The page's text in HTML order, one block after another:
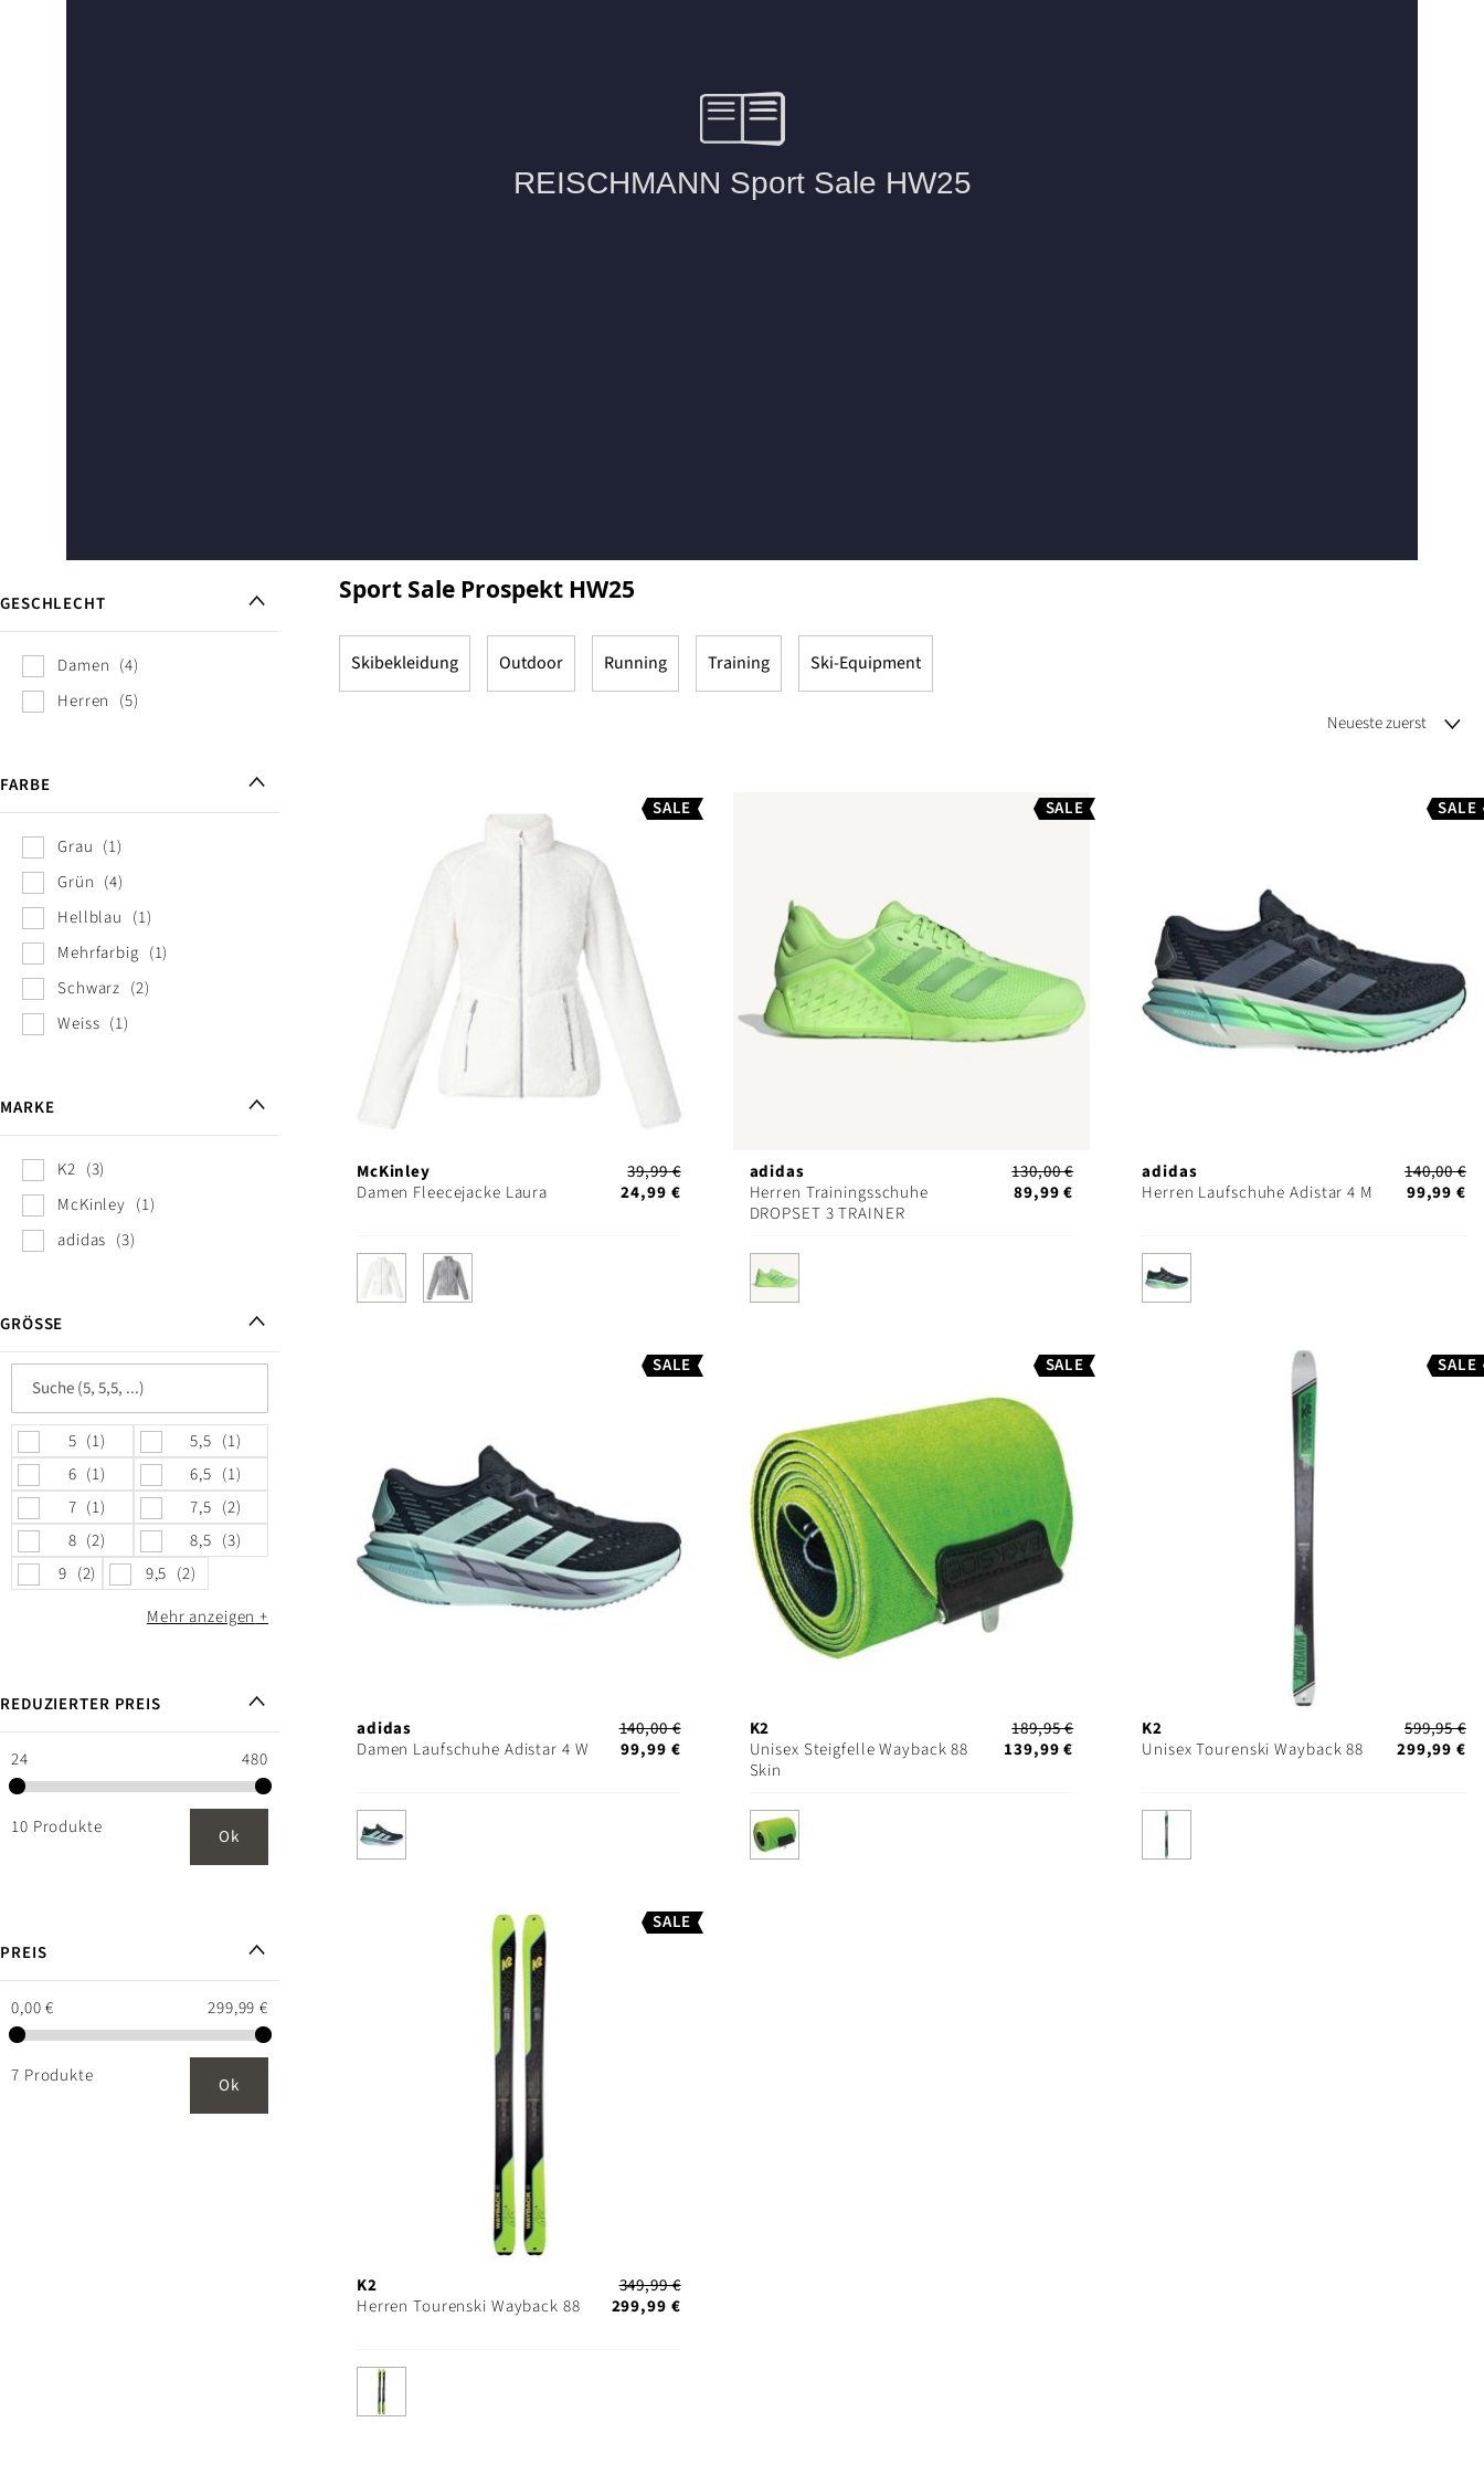
Sport Sale Prospekt HW25
Skibekleidung Outdoor Running Training Ski-Equipment
SALE
McKinley
Damen Fleecejacke Laura
39,99 €
24,99 €
SALE
adidas
Herren Trainingsschuhe
DROPSET 3 TRAINER
130,00 €
89,99 €
SALE
adidas
Herren Laufschuhe Adistar 4 M
140,00 €
99,99 €
SALE
adidas
Damen Laufschuhe Adistar 4 W
140,00 €
99,99 €
SALE
K2
Unisex Steigfelle Wayback 88
Skin
189,95 €
139,99 €
SALE
K2
Unisex Tourenski Wayback 88
599,95 €
299,99 €
SALE
K2
Herren Tourenski Wayback 88
349,99 €
299,99 €
GESCHLECHT
Damen
4
Herren
5
FARBE
Grau
1
Grün
4
Hellblau
1
Mehrfarbig
1
Schwarz
2
Weiss
1
MARKE
K2
3
McKinley
1
adidas
3
GRÖSSE
5 1 5,5
1
6
1 6,5
1
7
1 7,5
2
8
2 8,5
3
9
2 9,5
2
Mehr anzeigen
REDUZIERTER PREIS
24 480
10 Produkte Ok
PREIS
0,00 € 299,99 €
7 Produkte Ok